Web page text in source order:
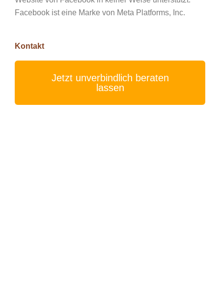
Facebook ist eine Marke von Meta Platforms, Inc.
Kontakt
Jetzt unverbindlich beraten
lassen